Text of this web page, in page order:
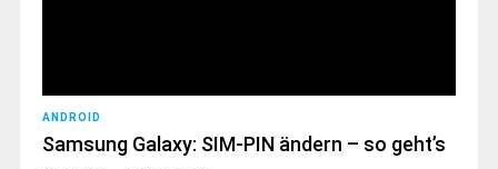
ANDROID
Samsung Galaxy: SIM-PIN ändern – so geht’s